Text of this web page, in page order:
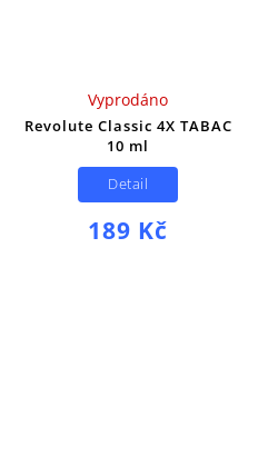
Revolute Classic 4X TABAC
10 ml
Vyprodáno
189 Kč
Detail